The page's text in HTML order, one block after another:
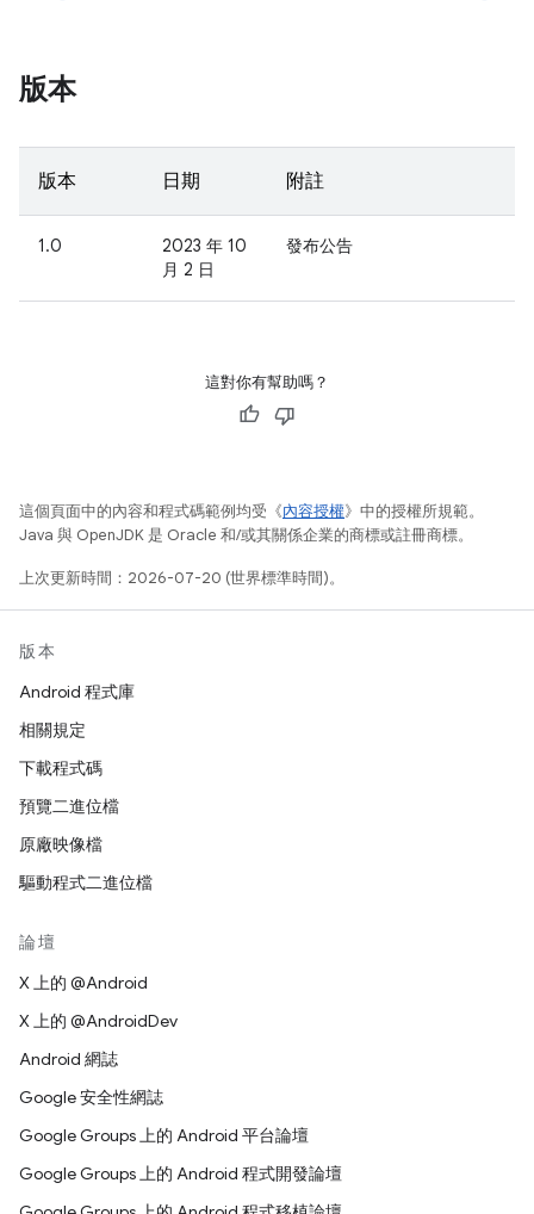
版本
版本 日期 附註
1.0
2023 年 10
月 2 日
發布公告
這對你有幫助嗎？
這個頁面中的內容和程式碼範例均受《內容授權》中的授權所規範。
Java 與 OpenJDK 是 Oracle 和/或其關係企業的商標或註冊商標。
上次更新時間：2026-07-20 (世界標準時間)。
版本
Android 程式庫
相關規定
下載程式碼
預覽二進位檔
原廠映像檔
驅動程式二進位檔
論壇
X 上的 @Android
X 上的 @AndroidDev
Android 網誌
Google 安全性網誌
Google Groups 上的 Android 平台論壇
Google Groups 上的 Android 程式開發論壇